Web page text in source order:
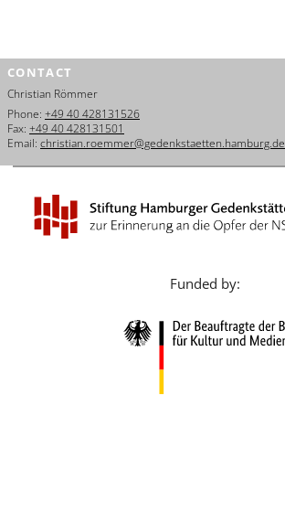
Dansk
Español
Italiano
Nederlands
Português
CONTACT
Christian Römmer
Phone: +49 40 428131526
Fax: +49 40 428131501
Email: christian.roemmer@gedenkstaetten.hamburg.de
Funded by: